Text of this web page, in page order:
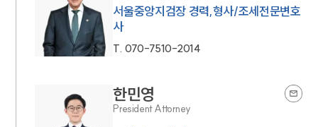
서울중앙지검장 경력,형사/조세전문변호
사
T. 070-7510-2014
한민영
President Attorney